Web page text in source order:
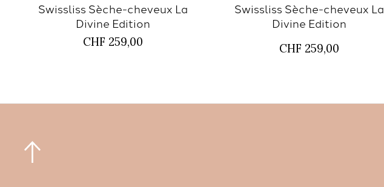
Swissliss Sèche-cheveux La
Divine Edition
CHF 259,00
Swissliss Sèche-cheveux La
Divine Edition
CHF 259,00